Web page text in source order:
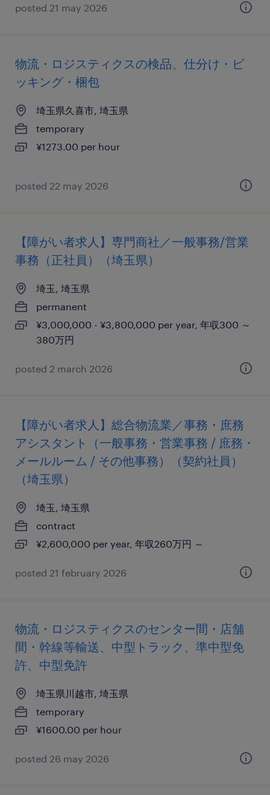
posted 21 may 2026
物流・ロジスティクスの検品、仕分け・ピ
ッキング・梱包
埼玉県久喜市, 埼玉県
temporary
¥1273.00 per hour
posted 22 may 2026
【障がい者求人】専門商社／一般事務/営業
事務（正社員）（埼玉県）
埼玉, 埼玉県
permanent
¥3,000,000 - ¥3,800,000 per year, 年収300 ～
380万円
posted 2 march 2026
【障がい者求人】総合物流業／事務・庶務
アシスタント（一般事務・営業事務 / 庶務・
メールルーム / その他事務）（契約社員）
（埼玉県）
埼玉, 埼玉県
contract
¥2,600,000 per year, 年収260万円 ～
posted 21 february 2026
物流・ロジスティクスのセンター間・店舗
間・幹線等輸送、中型トラック、準中型免
許、中型免許
埼玉県川越市, 埼玉県
temporary
¥1600.00 per hour
posted 26 may 2026